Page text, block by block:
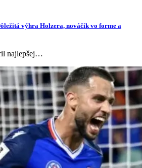
výhra Holzera, nováčik vo forme a
najlepšej…